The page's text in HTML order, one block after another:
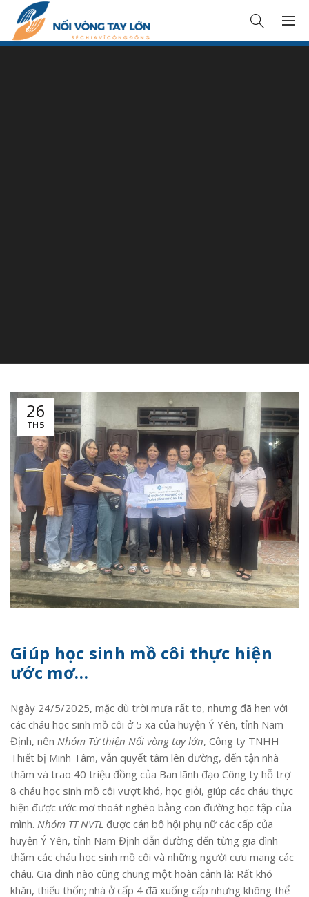
26
TH5
Giúp học sinh mồ côi thực hiện
ước mơ…
Ngày 24/5/2025, mặc dù trời mưa rất to, nhưng đã hẹn với
các cháu học sinh mồ côi ở 5 xã của huyện Ý Yên, tỉnh Nam
Định, nên Nhóm Từ thiện Nối vòng tay lớn, Công ty TNHH
Thiết bị Minh Tâm, vẫn quyết tâm lên đường, đến tận nhà
thăm và trao 40 triệu đồng của Ban lãnh đạo Công ty hỗ trợ
8 cháu học sinh mồ côi vượt khó, học giỏi, giúp các cháu thực
hiện được ước mơ thoát nghèo bằng con đường học tập của
mình. Nhóm TT NVTL được cán bộ hội phụ nữ các cấp của
huyện Ý Yên, tỉnh Nam Định dẫn đường đến từng gia đình
thăm các cháu học sinh mồ côi và những người cưu mang các
cháu. Gia đình nào cũng chung một hoàn cảnh là: Rất khó
khăn, thiếu thốn; nhà ở cấp 4 đã xuống cấp nhưng không thể